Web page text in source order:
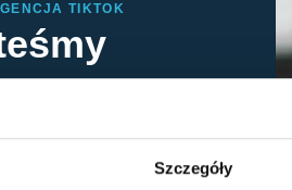
Szczegóły
TIKTOK
marketingiem na
od strategii